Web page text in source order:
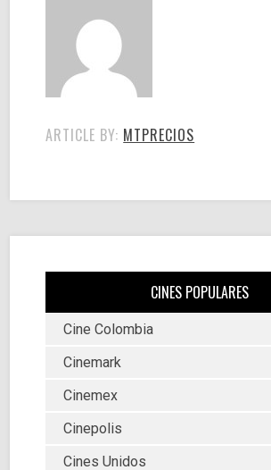
ARTICLE BY: MTPRECIOS
CINES POPULARES
Cine Colombia
Cinemark
Cinemex
Cinepolis
Cines Unidos